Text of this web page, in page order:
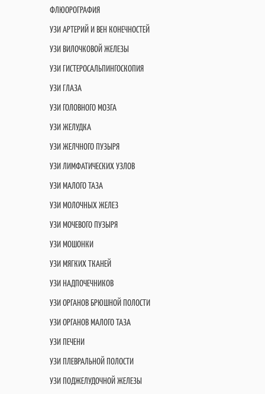
ФЛЮОРОГРАФИЯ
УЗИ АРТЕРИЙ И ВЕН КОНЕЧНОСТЕЙ
УЗИ ВИЛОЧКОВОЙ ЖЕЛЕЗЫ
УЗИ ГИСТЕРОСАЛЬПИНГОСКОПИЯ
УЗИ ГЛАЗА
УЗИ ГОЛОВНОГО МОЗГА
УЗИ ЖЕЛУДКА
УЗИ ЖЕЛЧНОГО ПУЗЫРЯ
УЗИ ЛИМФАТИЧЕСКИХ УЗЛОВ
УЗИ МАЛОГО ТАЗА
УЗИ МОЛОЧНЫХ ЖЕЛЕЗ
УЗИ МОЧЕВОГО ПУЗЫРЯ
УЗИ МОШОНКИ
УЗИ МЯГКИХ ТКАНЕЙ
УЗИ НАДПОЧЕЧНИКОВ
УЗИ ОРГАНОВ БРЮШНОЙ ПОЛОСТИ
УЗИ ОРГАНОВ МАЛОГО ТАЗА
УЗИ ПЕЧЕНИ
УЗИ ПЛЕВРАЛЬНОЙ ПОЛОСТИ
УЗИ ПОДЖЕЛУДОЧНОЙ ЖЕЛЕЗЫ